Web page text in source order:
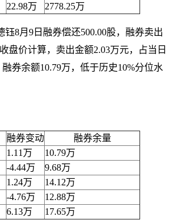
22.98万 2778.25万
钰8月9日融券偿还500.00股，融券卖出
盘价计算，卖出金额2.03万元，占当日
券余额10.79万，低于历史10%分位水
融券变动
融券余量
1.11万
10.79万
-4.44万
9.68万
1.24万
14.12万
-4.76万
12.88万
6.13万 17.65万